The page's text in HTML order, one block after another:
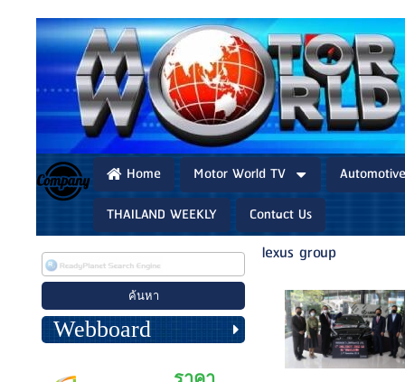
Home Motor World TV
THAILAND WEEKLY
Contact Us
Webboard
lexus group